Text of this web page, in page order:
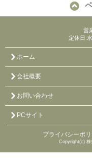
営
定休日:
ホーム
会社概要
お問い合わせ
PCサイト
プライバシーポ
Copyright(c) 株